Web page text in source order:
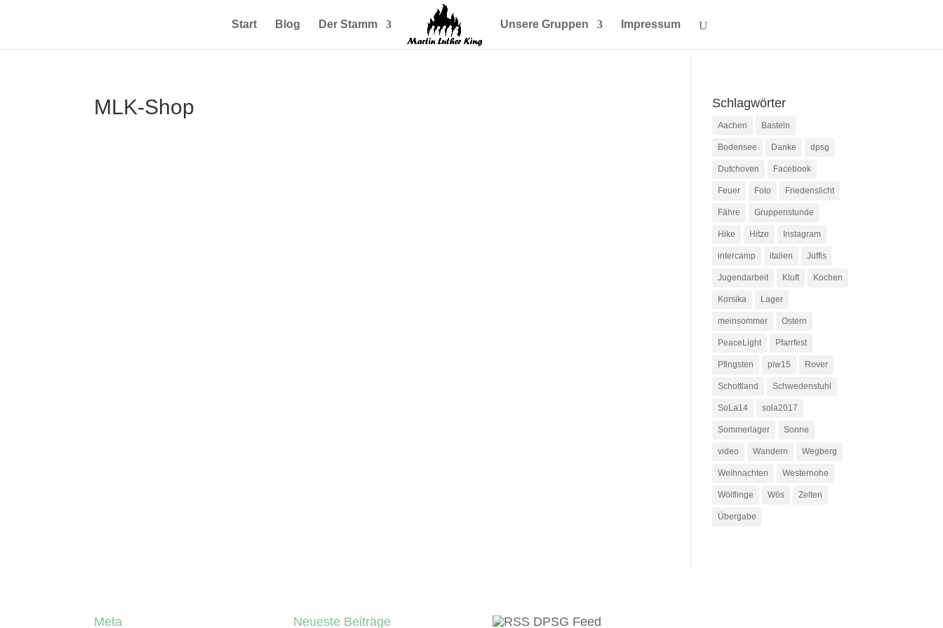
Start Blog Der Stamm Unsere Gruppen Impressum
MLK-Shop Schlagwörter
Aachen Basteln
Bodensee Danke dpsg
Dutchoven Facebook
Feuer Foto Friedenslicht
Fähre Gruppenstunde
Hike Hitze Instagram
intercamp italien Juffis
Jugendarbeit Kluft Kochen
Korsika Lager
meinsommer Ostern
PeaceLight Pfarrfest
Pfingsten piw15 Rover
Schottland Schwedenstuhl
SoLa14 sola2017
Sommerlager Sonne
video Wandern Wegberg
Weihnachten Westernohe
Wölflinge Wös Zelten
Übergabe
Meta Neueste Beiträge DPSG Feed